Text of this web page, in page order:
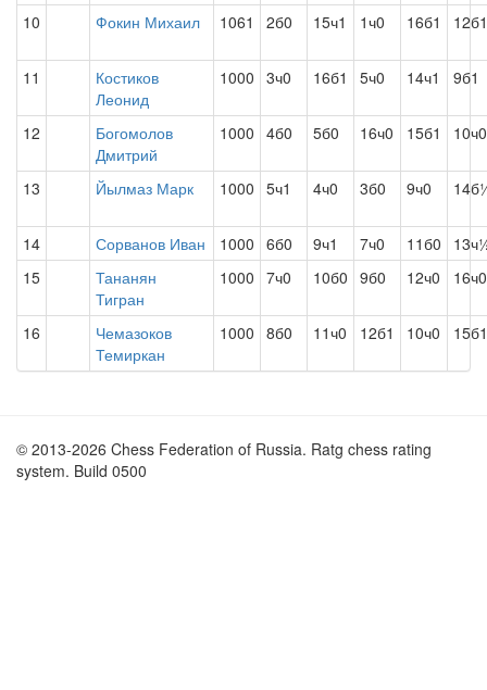
10 Фокин Михаил 1061 2б0 15ч1 1ч0 16б1 12б1
11
Костиков
Леонид
1000 3ч0 16б1 5ч0 14ч1 9б1
12
Богомолов
Дмитрий
1000 4б0 5б0 16ч0 15б1 10ч0
13 Йылмаз Марк 1000 5ч1 4ч0 3б0 9ч0
14 Сорванов Иван 1000 6б0 9ч1 7ч0 11б0
15
Тананян
Тигран
1000 7ч0 10б0 9б0 12ч0 16ч0
16
Чемазоков
Темиркан
1000 8б0 11ч0 12б1 10ч0 15б1
© 2013-2026 Chess Federation of Russia. Ratg chess rating
system. Build 0500